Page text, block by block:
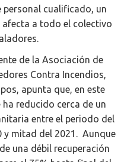
cualificado, un
a todo el colectivo
de la Asociación de
Contra Incendios,
apunta que, en este
reducido cerca de un
entre el periodo del
y mitad del 2021. Aunque
una débil recuperación